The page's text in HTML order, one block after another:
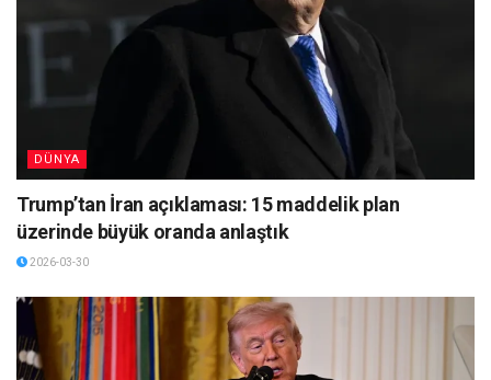
DÜNYA
Trump’tan İran açıklaması: 15 maddelik plan
üzerinde büyük oranda anlaştık
2026-03-30